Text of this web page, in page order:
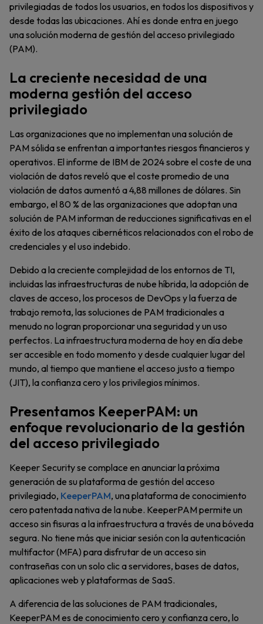
privilegiadas de todos los usuarios, en todos los dispositivos y
desde todas las ubicaciones. Ahí es donde entra en juego
una solución moderna de gestión del acceso privilegiado
(PAM).
La creciente necesidad de una
moderna gestión del acceso
privilegiado
Las organizaciones que no implementan una solución de
PAM sólida se enfrentan a importantes riesgos financieros y
operativos. El informe de IBM de 2024 sobre el coste de una
violación de datos reveló que el coste promedio de una
violación de datos aumentó a 4,88 millones de dólares. Sin
embargo, el 80 % de las organizaciones que adoptan una
solución de PAM informan de reducciones significativas en el
éxito de los ataques cibernéticos relacionados con el robo de
credenciales y el uso indebido.
Debido a la creciente complejidad de los entornos de TI,
incluidas las infraestructuras de nube híbrida, la adopción de
claves de acceso, los procesos de DevOps y la fuerza de
trabajo remota, las soluciones de PAM tradicionales a
menudo no logran proporcionar una seguridad y un uso
perfectos. La infraestructura moderna de hoy en día debe
ser accesible en todo momento y desde cualquier lugar del
mundo, al tiempo que mantiene el acceso justo a tiempo
(JIT), la confianza cero y los privilegios mínimos.
Presentamos KeeperPAM: un
enfoque revolucionario de la gestión
del acceso privilegiado
Keeper Security se complace en anunciar la próxima
generación de su plataforma de gestión del acceso
privilegiado, KeeperPAM, una plataforma de conocimiento
cero patentada nativa de la nube. KeeperPAM permite un
acceso sin fisuras a la infraestructura a través de una bóveda
segura. No tiene más que iniciar sesión con la autenticación
multifactor (MFA) para disfrutar de un acceso sin
contraseñas con un solo clic a servidores, bases de datos,
aplicaciones web y plataformas de SaaS.
A diferencia de las soluciones de PAM tradicionales,
KeeperPAM es de conocimiento cero y confianza cero, lo